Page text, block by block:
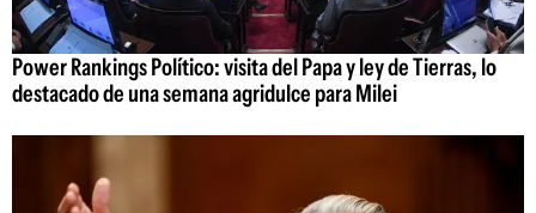
Power Rankings Político: visita del Papa y ley de Tierras, lo
destacado de una semana agridulce para Milei